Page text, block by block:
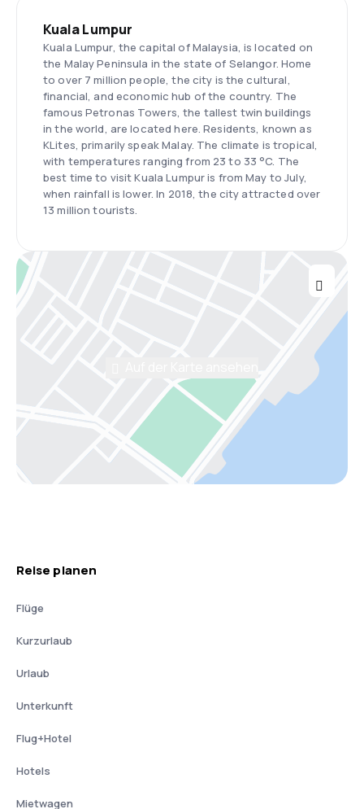
Kuala Lumpur
Kuala Lumpur, the capital of Malaysia, is located on
the Malay Peninsula in the state of Selangor. Home
to over 7 million people, the city is the cultural,
financial, and economic hub of the country. The
famous Petronas Towers, the tallest twin buildings
in the world, are located here. Residents, known as
KLites, primarily speak Malay. The climate is tropical,
with temperatures ranging from 23 to 33 °C. The
best time to visit Kuala Lumpur is from May to July,
when rainfall is lower. In 2018, the city attracted over
13 million tourists.
Reise planen
Flüge
Kurzurlaub
Urlaub
Unterkunft
Flug+Hotel
Hotels
Mietwagen